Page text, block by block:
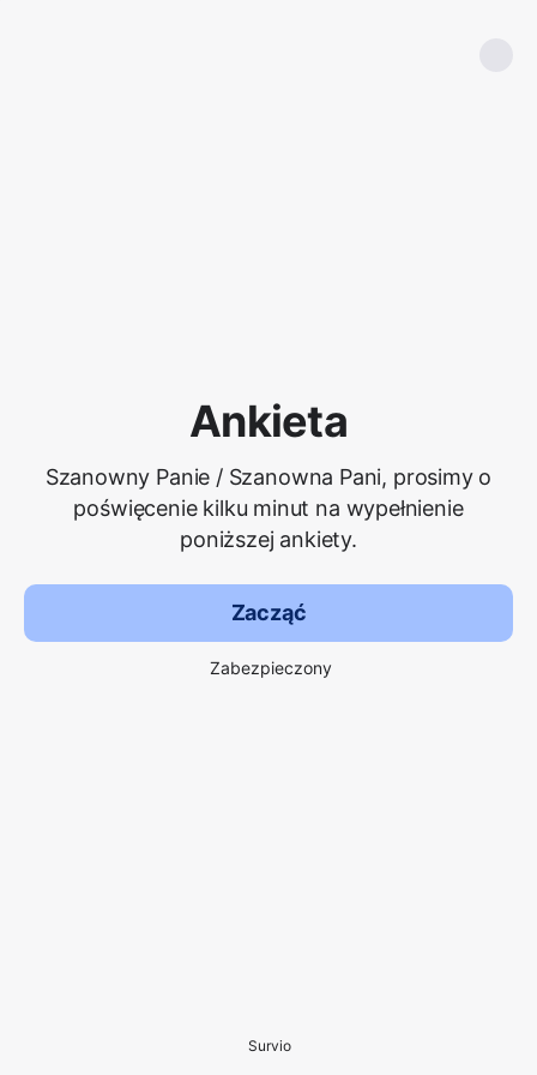
Ankieta
Szanowny Panie / Szanowna Pani, prosimy o
poświęcenie kilku minut na wypełnienie
poniższej ankiety.
Zacząć
Zabezpieczony
Survio